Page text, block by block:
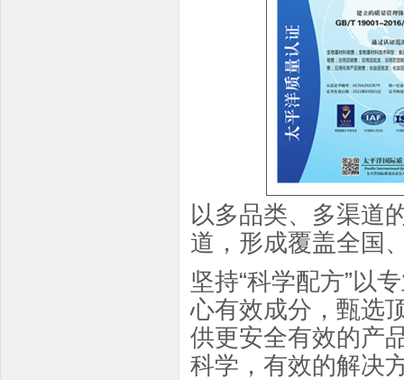
以多品类、多渠道
道，形成覆盖全国
坚持“科学配方”以
心有效成分，甄选
供更安全有效的产
科学，有效的解决